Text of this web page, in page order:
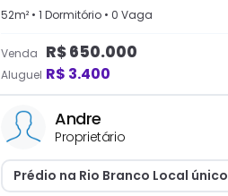
52m² • 1 Dormitório • 0 Vaga
Venda R$650.000
Aluguel R$ 3.400
Andre
Proprietário
Prédio na Rio Branco Local único